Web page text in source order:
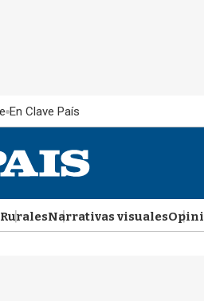
En Clave País
RuralesNarrativas visuales